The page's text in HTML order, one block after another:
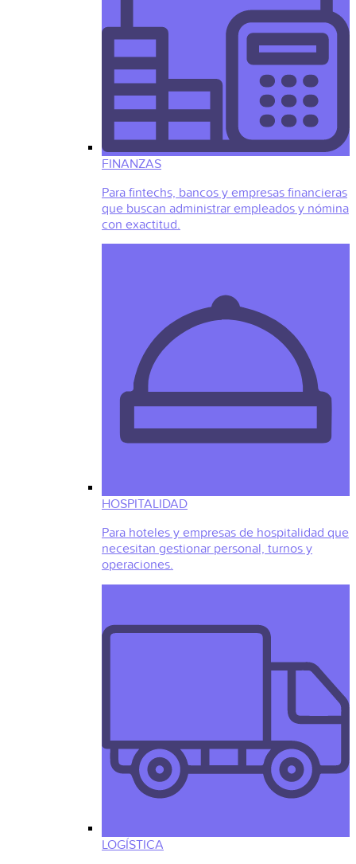
FINANZAS
Para fintechs, bancos y empresas financieras
que buscan administrar empleados y nómina
con exactitud.
HOSPITALIDAD
Para hoteles y empresas de hospitalidad que
necesitan gestionar personal, turnos y
operaciones.
LOGÍSTICA